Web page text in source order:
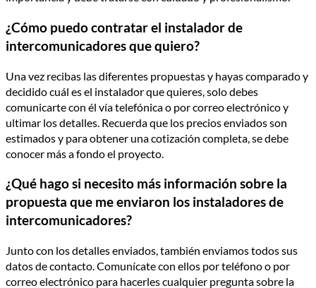
¿Cómo puedo contratar el instalador de
intercomunicadores que quiero?
Una vez recibas las diferentes propuestas y hayas comparado y
decidido cuál es el instalador que quieres, solo debes
comunicarte con él vía telefónica o por correo electrónico y
ultimar los detalles. Recuerda que los precios enviados son
estimados y para obtener una cotización completa, se debe
conocer más a fondo el proyecto.
¿Qué hago si necesito más información sobre la
propuesta que me enviaron los instaladores de
intercomunicadores?
Junto con los detalles enviados, también enviamos todos sus
datos de contacto. Comunícate con ellos por teléfono o por
correo electrónico para hacerles cualquier pregunta sobre la